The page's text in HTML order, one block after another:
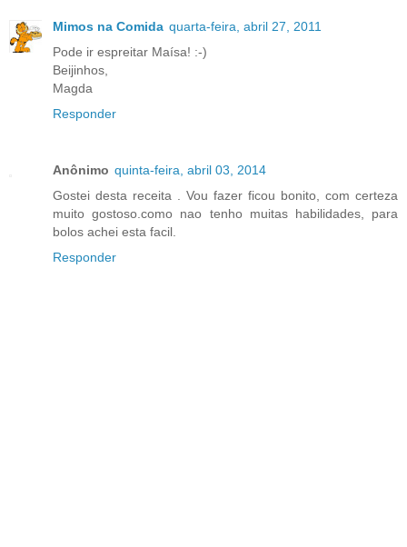
Mimos na Comida quarta-feira, abril 27, 2011
Pode ir espreitar Maísa! :-)
Beijinhos,
Magda
Responder
Anônimo quinta-feira, abril 03, 2014
Gostei desta receita . Vou fazer ficou bonito, com certeza
muito gostoso.como nao tenho muitas habilidades, para
bolos achei esta facil.
Responder